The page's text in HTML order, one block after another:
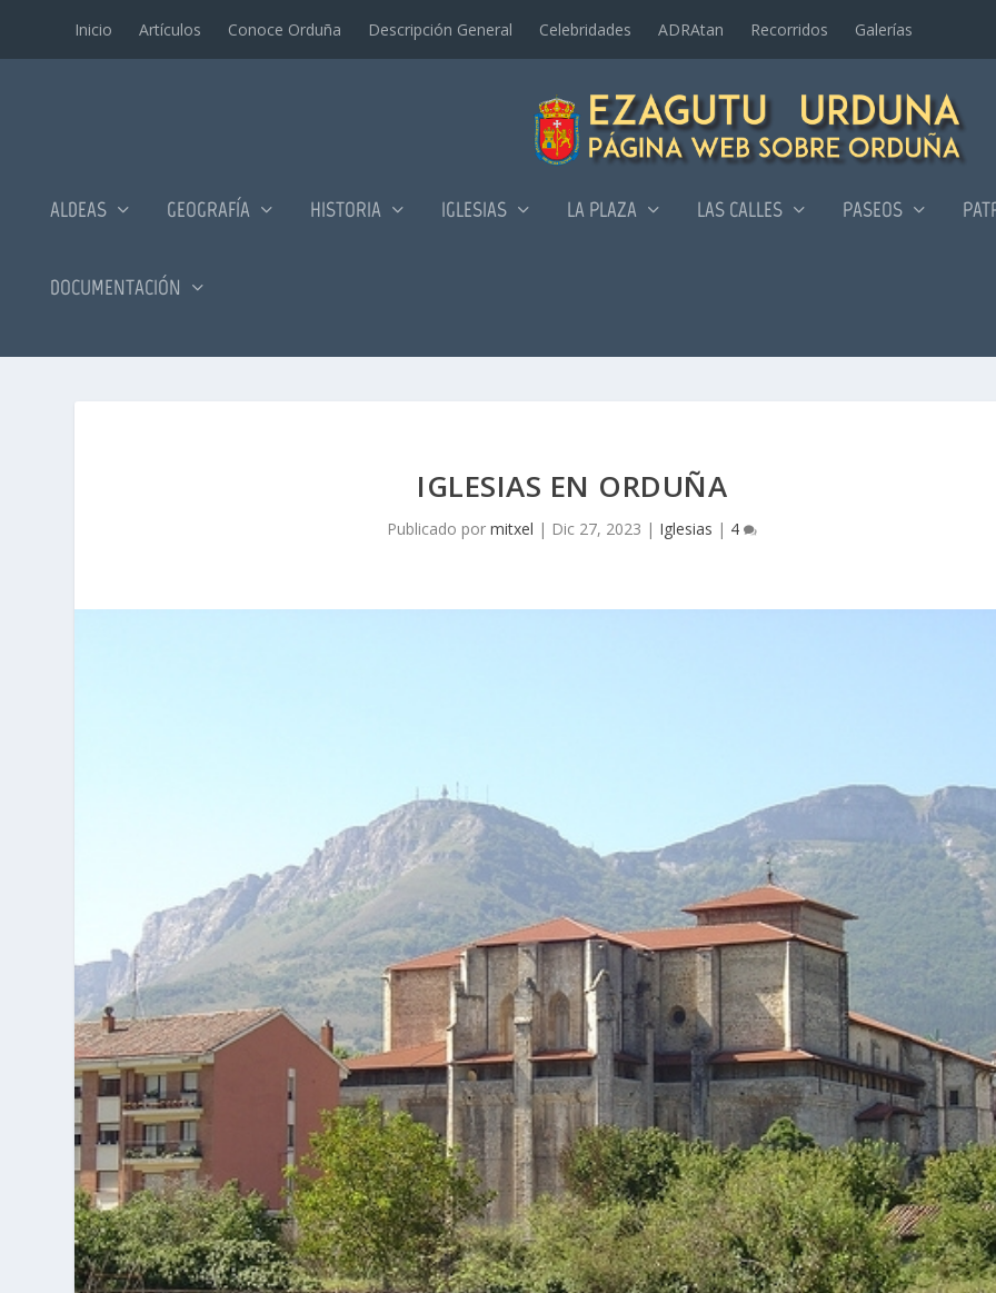
Inicio Artí­culos Conoce Orduña Descripción General Celebridades ADRAtan Recorridos Galerí­as
ALDEAS GEOGRAFÍA HISTORIA IGLESIAS LA PLAZA LAS CALLES PASEOS
DOCUMENTACIÓN
IGLESIAS EN ORDUÑA
Publicado pormitxel | Dic 27, 2023 | Iglesias | 4